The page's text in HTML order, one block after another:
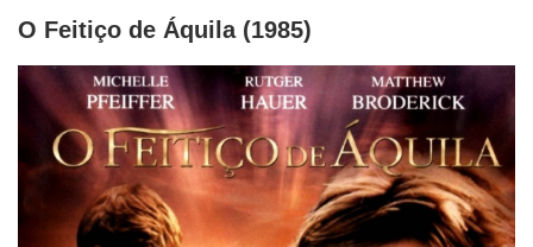
O Feitiço de Áquila (1985)